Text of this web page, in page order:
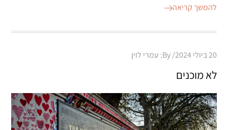
להמשך קריאה
Posted
on
20 ביולי 2024 By: עמרי לוין
לא מוכנים